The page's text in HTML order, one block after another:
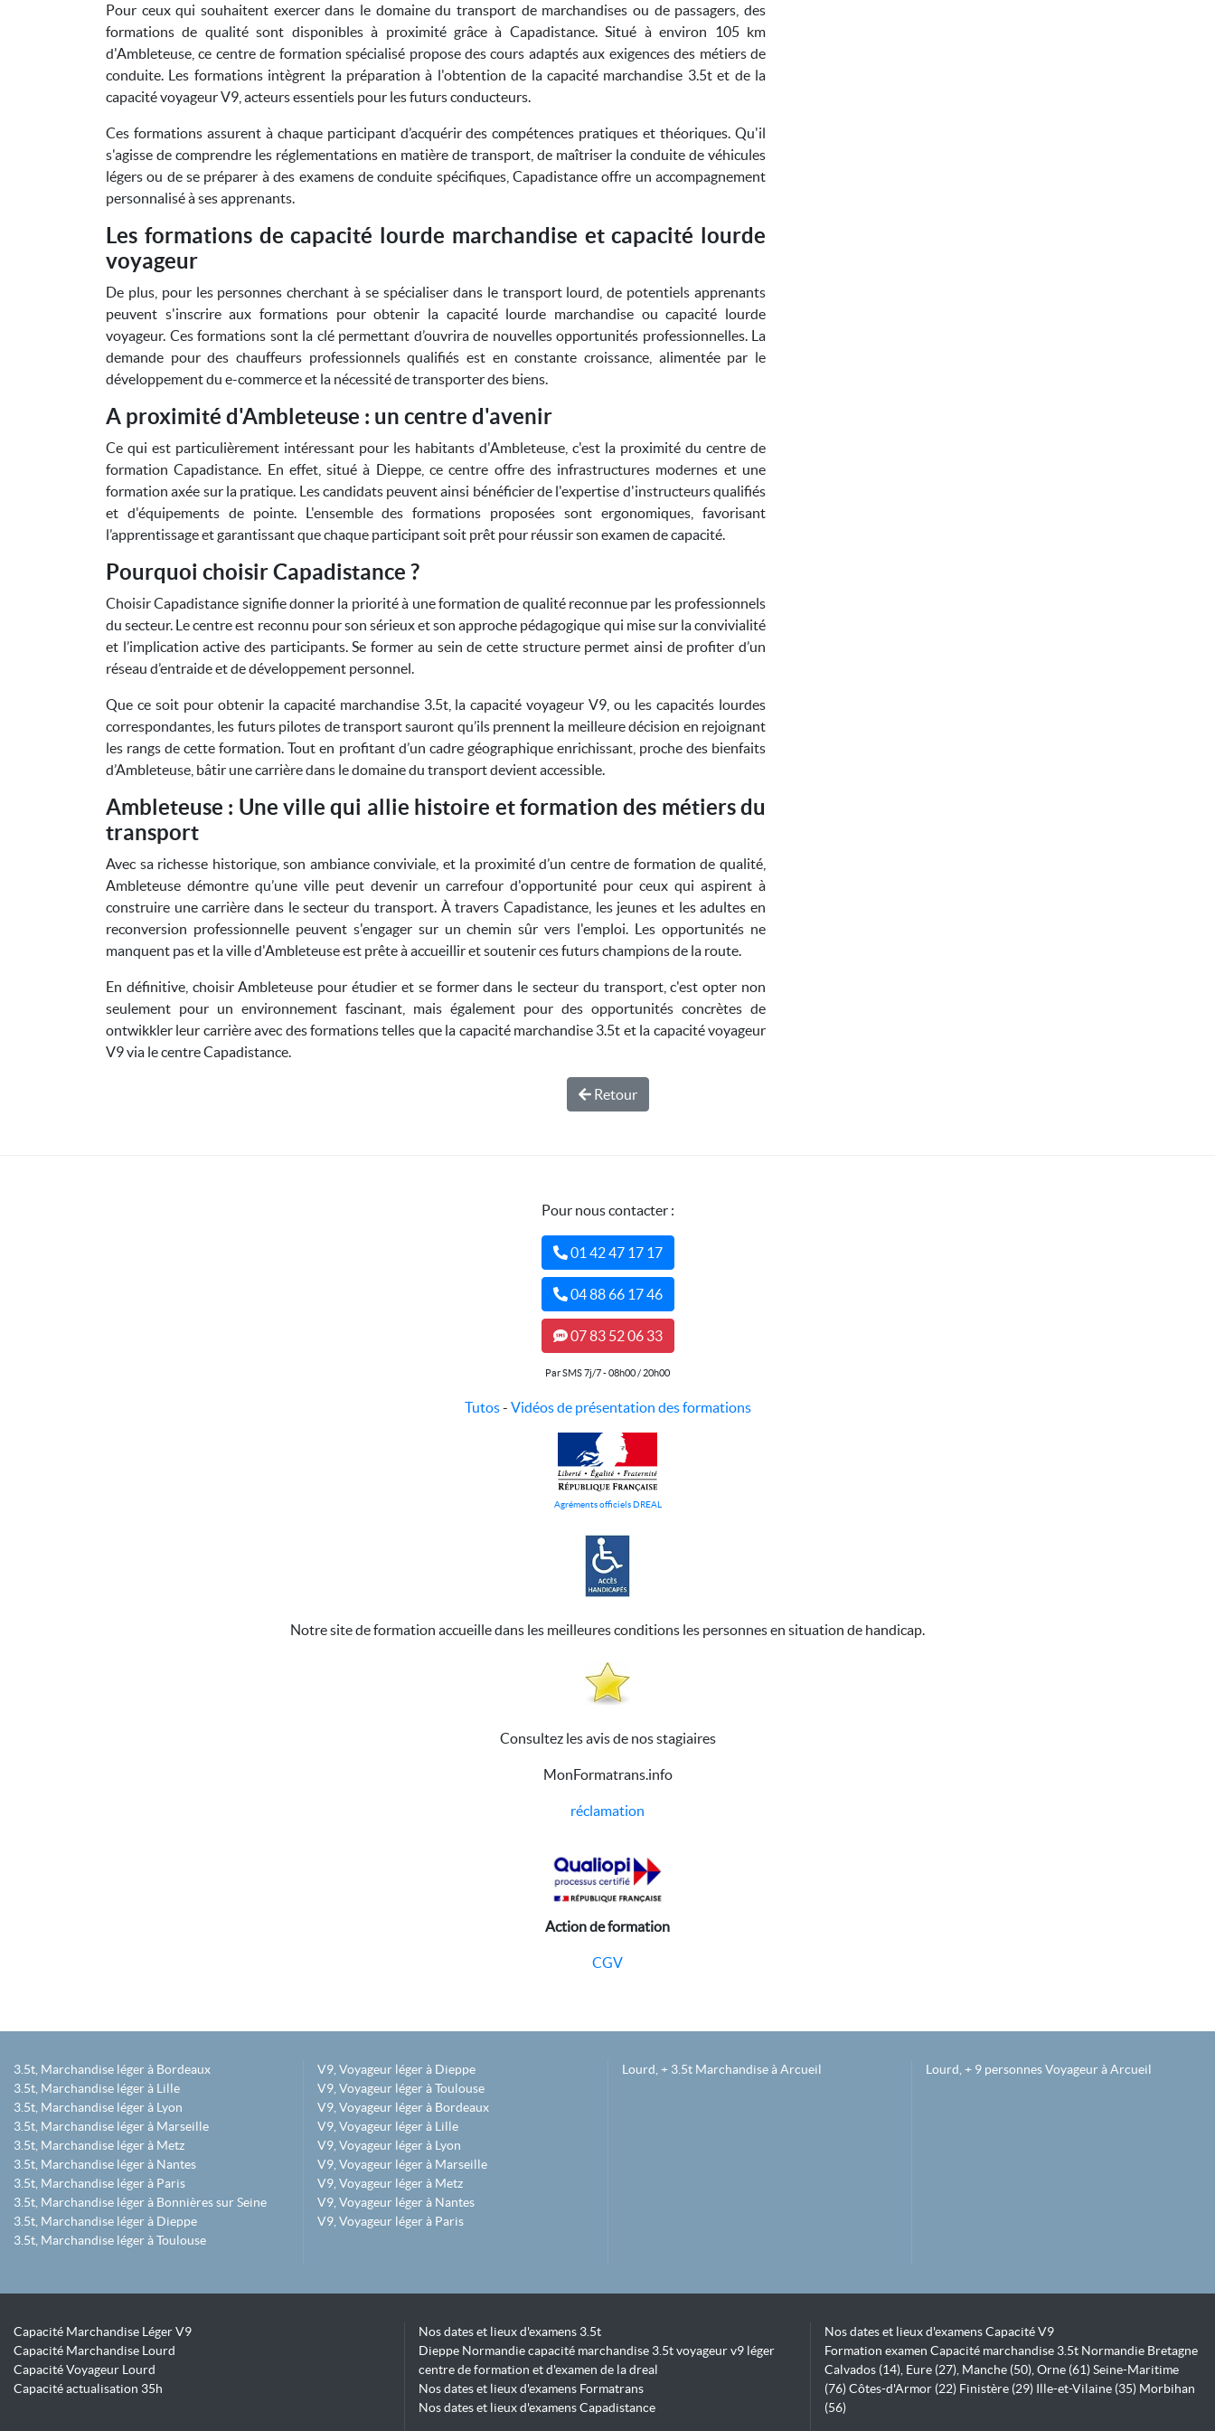
Pour ceux qui souhaitent exercer dans le domaine du transport de marchandises ou de passagers, des
formations de qualité sont disponibles à proximité grâce à Capadistance. Situé à environ 105 km
d'Ambleteuse, ce centre de formation spécialisé propose des cours adaptés aux exigences des métiers de
conduite. Les formations intègrent la préparation à l'obtention de la capacité marchandise 3.5t et de la
capacité voyageur V9, acteurs essentiels pour les futurs conducteurs.
Ces formations assurent à chaque participant d’acquérir des compétences pratiques et théoriques. Qu'il
s'agisse de comprendre les réglementations en matière de transport, de maîtriser la conduite de véhicules
légers ou de se préparer à des examens de conduite spécifiques, Capadistance offre un accompagnement
personnalisé à ses apprenants.
Les formations de capacité lourde marchandise et capacité lourde
voyageur
De plus, pour les personnes cherchant à se spécialiser dans le transport lourd, de potentiels apprenants
peuvent s'inscrire aux formations pour obtenir la capacité lourde marchandise ou capacité lourde
voyageur. Ces formations sont la clé permettant d’ouvrira de nouvelles opportunités professionnelles. La
demande pour des chauffeurs professionnels qualifiés est en constante croissance, alimentée par le
développement du e-commerce et la nécessité de transporter des biens.
A proximité d'Ambleteuse : un centre d'avenir
Ce qui est particulièrement intéressant pour les habitants d'Ambleteuse, c'est la proximité du centre de
formation Capadistance. En effet, situé à Dieppe, ce centre offre des infrastructures modernes et une
formation axée sur la pratique. Les candidats peuvent ainsi bénéficier de l'expertise d'instructeurs qualifiés
et d'équipements de pointe. L'ensemble des formations proposées sont ergonomiques, favorisant
l’apprentissage et garantissant que chaque participant soit prêt pour réussir son examen de capacité.
Pourquoi choisir Capadistance ?
Choisir Capadistance signifie donner la priorité à une formation de qualité reconnue par les professionnels
du secteur. Le centre est reconnu pour son sérieux et son approche pédagogique qui mise sur la convivialité
et l’implication active des participants. Se former au sein de cette structure permet ainsi de profiter d’un
réseau d’entraide et de développement personnel.
Que ce soit pour obtenir la capacité marchandise 3.5t, la capacité voyageur V9, ou les capacités lourdes
correspondantes, les futurs pilotes de transport sauront qu’ils prennent la meilleure décision en rejoignant
les rangs de cette formation. Tout en profitant d’un cadre géographique enrichissant, proche des bienfaits
d’Ambleteuse, bâtir une carrière dans le domaine du transport devient accessible.
Ambleteuse : Une ville qui allie histoire et formation des métiers du
transport
Avec sa richesse historique, son ambiance conviviale, et la proximité d’un centre de formation de qualité,
Ambleteuse démontre qu’une ville peut devenir un carrefour d'opportunité pour ceux qui aspirent à
construire une carrière dans le secteur du transport. À travers Capadistance, les jeunes et les adultes en
reconversion professionnelle peuvent s'engager sur un chemin sûr vers l'emploi. Les opportunités ne
manquent pas et la ville d'Ambleteuse est prête à accueillir et soutenir ces futurs champions de la route.
En définitive, choisir Ambleteuse pour étudier et se former dans le secteur du transport, c'est opter non
seulement pour un environnement fascinant, mais également pour des opportunités concrètes de
ontwikkler leur carrière avec des formations telles que la capacité marchandise 3.5t et la capacité voyageur
V9 via le centre Capadistance.
Retour
Pour nous contacter :
01 42 47 17 17
04 88 66 17 46
07 83 52 06 33
Par SMS 7j/7 - 08h00 / 20h00
Tutos- Vidéos de présentation des formations
Agréments officiels DREAL
Notre site de formation accueille dans les meilleures conditions les personnes en situation de handicap.
Consultez les avis de nos stagiaires
MonFormatrans.info
réclamation
Action de formation
CGV
3.5t, Marchandise léger à Bordeaux
3.5t, Marchandise léger à Lille
3.5t, Marchandise léger à Lyon
3.5t, Marchandise léger à Marseille
3.5t, Marchandise léger à Metz
3.5t, Marchandise léger à Nantes
3.5t, Marchandise léger à Paris
3.5t, Marchandise léger à Bonnières sur Seine
3.5t, Marchandise léger à Dieppe
3.5t, Marchandise léger à Toulouse
V9, Voyageur léger à Dieppe
V9, Voyageur léger à Toulouse
V9, Voyageur léger à Bordeaux
V9, Voyageur léger à Lille
V9, Voyageur léger à Lyon
V9, Voyageur léger à Marseille
V9, Voyageur léger à Metz
V9, Voyageur léger à Nantes
V9, Voyageur léger à Paris
Lourd, + 3.5t Marchandise à Arcueil Lourd, + 9 personnes Voyageur à Arcueil
Capacité Marchandise Léger V9
Capacité Marchandise Lourd
Capacité Voyageur Lourd
Capacité actualisation 35h
Nos dates et lieux d'examens 3.5t
Dieppe Normandie capacité marchandise 3.5t voyageur v9 léger
centre de formation et d'examen de la dreal
Nos dates et lieux d'examens Formatrans
Nos dates et lieux d'examens Capadistance
Nos dates et lieux d'examens Capacité V9
Formation examen Capacité marchandise 3.5t Normandie Bretagne
Calvados (14), Eure (27), Manche (50), Orne (61) Seine-Maritime
(76) Côtes-d'Armor (22) Finistère (29) Ille-et-Vilaine (35) Morbihan
(56)